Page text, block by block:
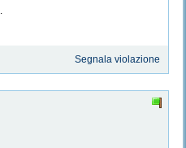
Segnala violazione